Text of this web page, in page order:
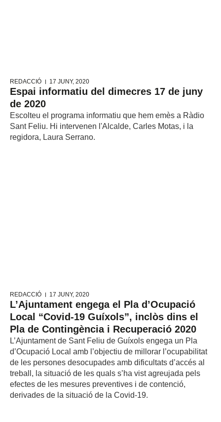
REDACCIÓ 17 JUNY, 2020
Espai informatiu del dimecres 17 de juny
de 2020
Escolteu el programa informatiu que hem emès a Ràdio
Sant Feliu. Hi intervenen l'Alcalde, Carles Motas, i la
regidora, Laura Serrano.
REDACCIÓ 17 JUNY, 2020
L’Ajuntament engega el Pla d’Ocupació
Local “Covid-19 Guíxols”, inclòs dins el
Pla de Contingència i Recuperació 2020
L’Ajuntament de Sant Feliu de Guíxols engega un Pla
d’Ocupació Local amb l’objectiu de millorar l’ocupabilitat
de les persones desocupades amb dificultats d’accés al
treball, la situació de les quals s’ha vist agreujada pels
efectes de les mesures preventives i de contenció,
derivades de la situació de la Covid-19.